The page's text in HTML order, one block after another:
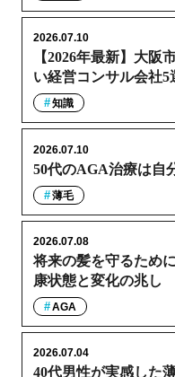
【2026年最新】大阪
い経営コンサル会社5
2026.07.10
知識
50代のAGA治療は自
2026.07.10
薄毛
将来の髪を守るため
康状態と変化の兆し
2026.07.08
AGA
40代男性が実感した
2026.07.04